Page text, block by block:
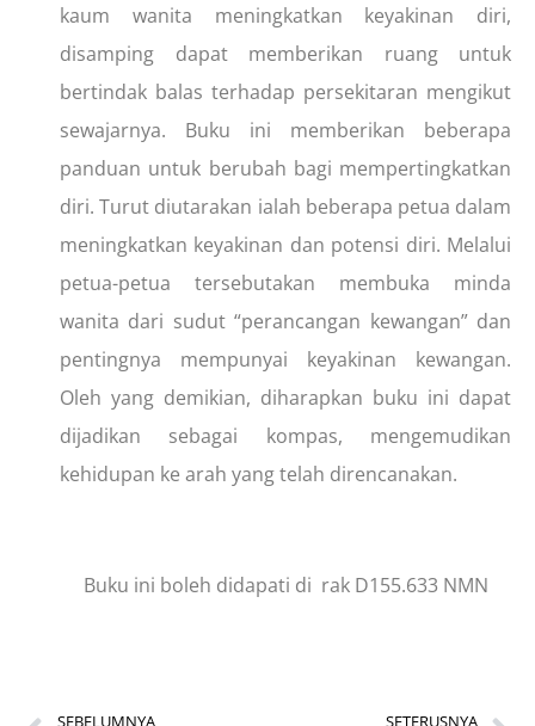
kaum wanita meningkatkan keyakinan diri,
disamping dapat memberikan ruang untuk
bertindak balas terhadap persekitaran mengikut
sewajarnya. Buku ini memberikan beberapa
panduan untuk berubah bagi mempertingkatkan
diri. Turut diutarakan ialah beberapa petua dalam
meningkatkan keyakinan dan potensi diri. Melalui
petua-petua tersebutakan membuka minda
wanita dari sudut “perancangan kewangan” dan
pentingnya mempunyai keyakinan kewangan.
Oleh yang demikian, diharapkan buku ini dapat
dijadikan sebagai kompas, mengemudikan
kehidupan ke arah yang telah direncanakan.
Buku ini boleh didapati di rak D155.633 NMN
SEBELUMNYA SETERUSNYA